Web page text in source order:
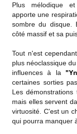
Plus mélodique et
apporte une
sombre du disque.
côté massif et sa
Tout n'est
plus néoclassique
influences à la
certaines sorties
Les
mais elles servent
virtuosité. C'est un
qui pourra manquer